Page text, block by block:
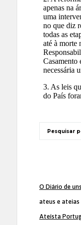
O Diário de
ateus e
Ateísta